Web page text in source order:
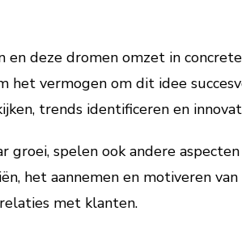
deze dromen omzet in
het vermogen om dit idee
trends identificeren en
groei, spelen ook andere
het aannemen en motiveren
met klanten.